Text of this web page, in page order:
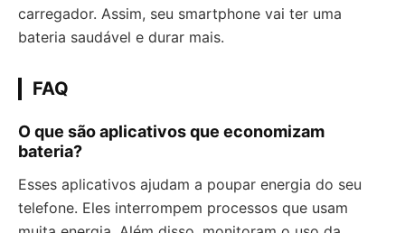
carregador. Assim, seu smartphone vai ter uma
bateria saudável e durar mais.
FAQ
O que são aplicativos que economizam
bateria?
Esses aplicativos ajudam a poupar energia do seu
telefone. Eles interrompem processos que usam